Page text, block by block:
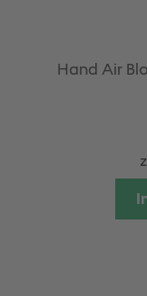
Hand Air